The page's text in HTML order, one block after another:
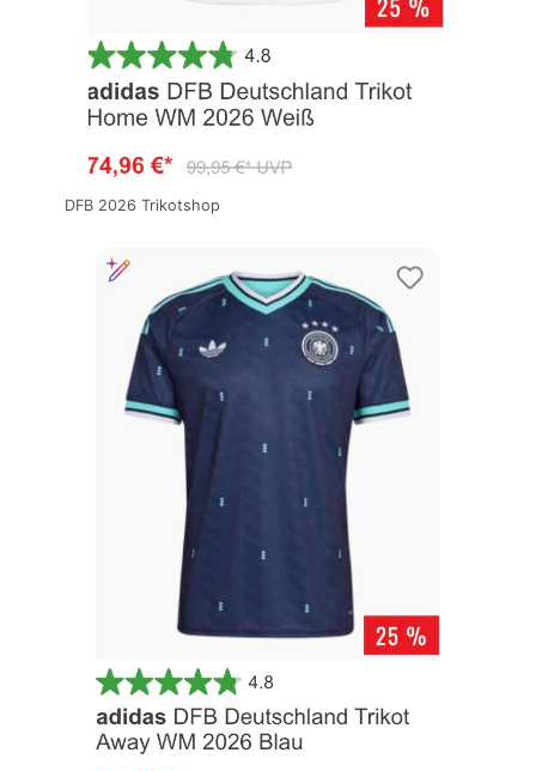
DFB 2026 Trikotshop